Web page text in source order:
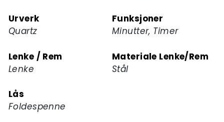
Urverk
Quartz
Funksjoner
Minutter, Timer
Lenke / Rem
Lenke
Materiale Lenke/Rem
Stål
Lås
Foldespenne